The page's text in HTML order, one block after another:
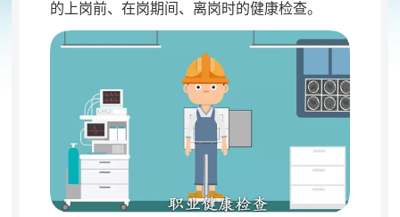
的上岗前、在岗期间、离岗时的健康检查。